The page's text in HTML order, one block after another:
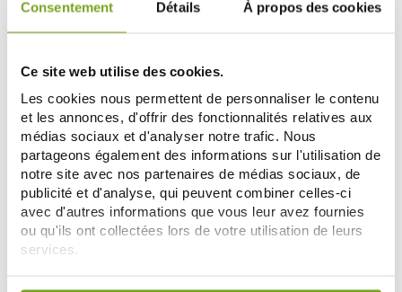
Consentement Détails À propos des cookies
Ce site web utilise des cookies.
Les cookies nous permettent de personnaliser le contenu
et les annonces, d'offrir des fonctionnalités relatives aux
médias sociaux et d'analyser notre trafic. Nous
partageons également des informations sur l'utilisation de
notre site avec nos partenaires de médias sociaux, de
publicité et d'analyse, qui peuvent combiner celles-ci
avec d'autres informations que vous leur avez fournies
ou qu'ils ont collectées lors de votre utilisation de leurs
services.
Votre choix de consentement est conservé pendant une
PHYTAROMASOL
PHYTAROMASOL HUILES
ESSENTIELLES BERGAMOTE 250
ML SPRAY
11,02 €
PHYTAROMASOL
PHYTAROMASOL HUILE
ESSENTIELLE VERVEINE BOIS DE
HO 250 ML
10,99 €